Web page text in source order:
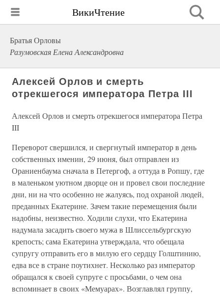
ВикиЧтение
Братья Орловы
Разумовская Елена Александровна
Алексей Орлов и смерть
отрекшегося императора Петра III
Алексей Орлов и смерть отрекшегося императора Петра
III
Переворот свершился, и свергнутый император в день
собственных именин, 29 июня, был отправлен из
Ораниенбаума сначала в Петергоф, а оттуда в Ропшу, где
в маленьком уютном дворце он и провел свои последние
дни, ни на что особенно не жалуясь, под охраной людей,
преданных Екатерине. Зачем такие перемещения были
надобны, неизвестно. Ходили слухи, что Екатерина
надумала засадить своего мужа в Шлиссельбургскую
крепость; сама Екатерина утверждала, что обещала
супругу отправить его в милую его сердцу Голштинию,
едва все в стране поутихнет. Несколько раз император
обращался к своей супруге с просьбами, о чем она
вспоминает в своих «Мемуарах». Возглавлял группу,